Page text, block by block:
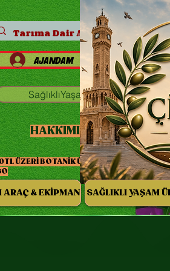
AJANDAM
SağlıklıYaşamSitemizeGit
HAKKIMIZDA
ÜZERİ BOTANİK ÜRÜNLERİNDE
ARAÇ & EKİPMAN SAĞLIKLI YAŞAM